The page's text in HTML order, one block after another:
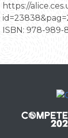
https://
ISBN: 978-989-